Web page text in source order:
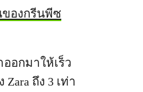
องกรีนพีซ
อกมาให้เร็ว
ถึง 3 เท่า